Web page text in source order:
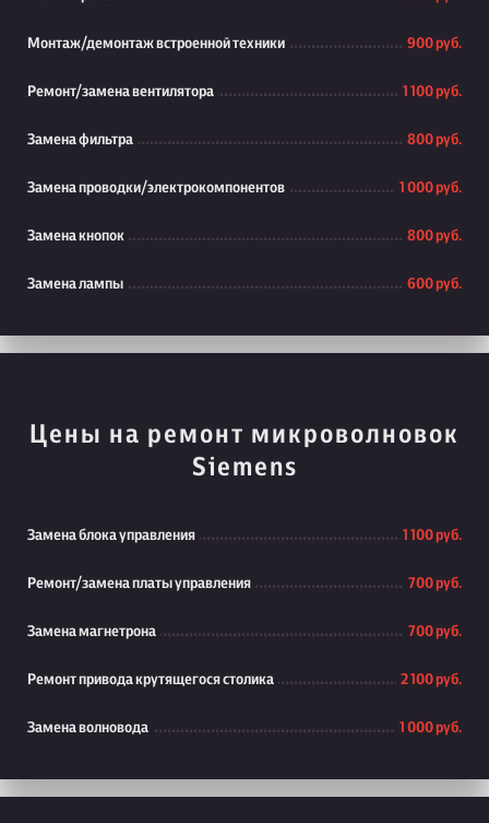
Монтаж/демонтаж встроенной техники 900 руб.
Ремонт/замена вентилятора 1 100 руб.
Замена фильтра 800 руб.
Замена проводки/электрокомпонентов 1 000 руб.
Замена кнопок 800 руб.
Замена лампы 600 руб.
Цены на ремонт микроволновок
Siemens
Замена блока управления 1 100 руб.
Ремонт/замена платы управления 700 руб.
Замена магнетрона 700 руб.
Ремонт привода крутящегося столика 2 100 руб.
Замена волновода 1 000 руб.